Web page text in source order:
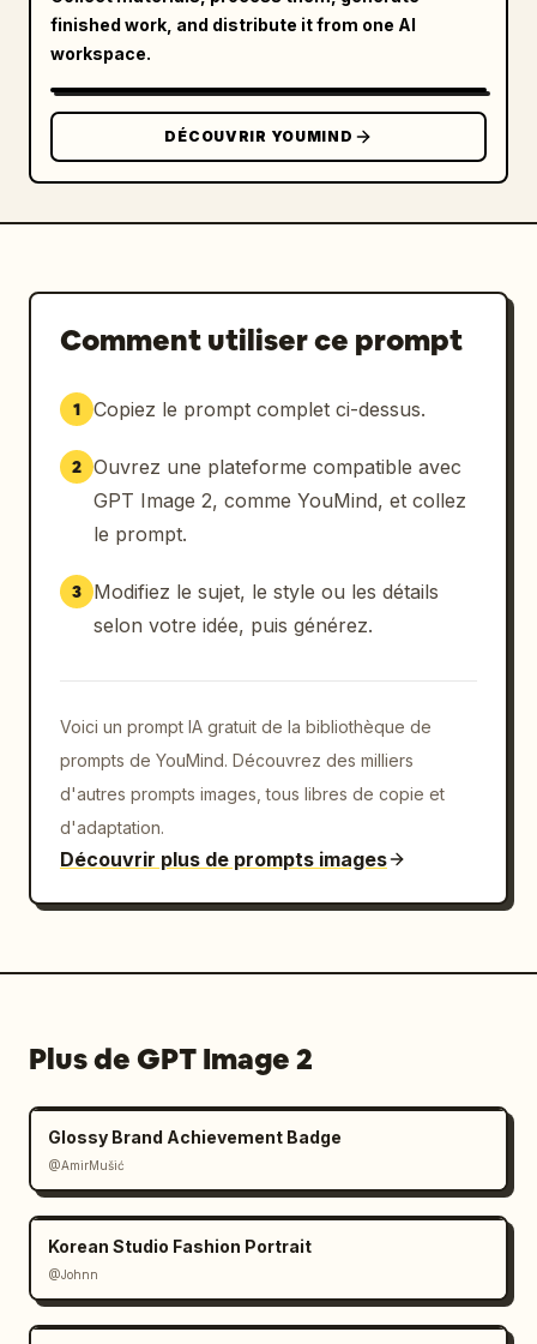
Composition :
- Maquette complète de la page d'accueil du
site web
- Plusieurs sections d'interface visibles
dans une présentation soignée
- Légère perspective ou présentation produit
- Rendu de texte ultra-détaillé et net, mise
Un concept de design UI/UX époustouflant et
bord d'application de fitness, prêt pour le
développement.
véritable présentation de design produit
Figma pour une startup premium.
finished work, and distribute it from one AI
workspace.
DÉCOUVRIR YOUMIND
Comment utiliser ce prompt
1 Copiez le prompt complet ci-dessus.
2 Ouvrez une plateforme compatible avec
GPT Image 2, comme YouMind, et collez
le prompt.
3
Modifiez le sujet, le style ou les détails
selon votre idée, puis générez.
Voici un prompt IA gratuit de la bibliothèque de
prompts de YouMind. Découvrez des milliers
d'autres prompts images, tous libres de copie et
d'adaptation.
Découvrir plus de prompts images
Plus de GPT Image 2
Glossy Brand Achievement Badge
@AmirMušić
Korean Studio Fashion Portrait
@Johnn